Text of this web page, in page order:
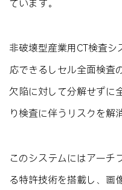
ています。
非破壊型産業用CT検査
応できるしセル全面検査
欠陥に対して分解せずに
り検査に伴うリスクを解
このシステムにはアーチ
る特許技術を搭載し、画